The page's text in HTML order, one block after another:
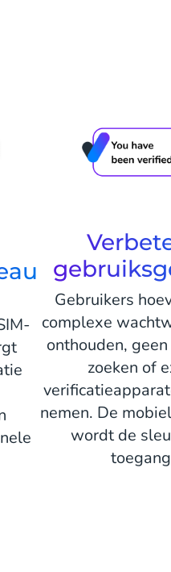
Gebruikers
complexe
onthouden,
zoeken of
nemen. De
wordt de